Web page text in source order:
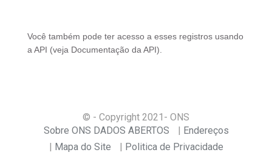
Você também pode ter acesso a esses registros usando
a API (veja Documentação da API ).
© - Copyright 2021 - ONS
Sobre ONS DADOS ABERTOS
Endereços
Mapa do Site
Politica de Privacidade